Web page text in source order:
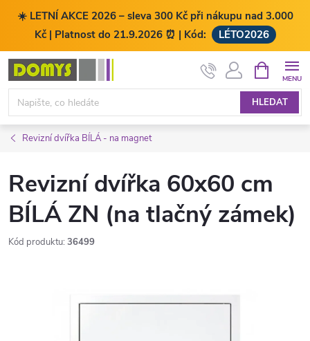
☀️ LETNÍ AKCE 2026 – sleva 300 Kč při nákupu nad 3.000
Kč | Platnost do 21.9.2026 ⏰ | Kód:
LÉTO2026
Přejít
obsah
HLEDAT
NÁKUPNÍ
KOŠÍK
Revizní dvířka BÍLÁ - na magnet
Revizní dvířka 60x60 cm
BÍLÁ ZN (na tlačný zámek)
Kód produktu: 36499